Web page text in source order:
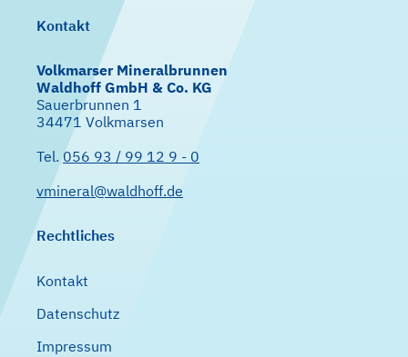
Kontakt
Volkmarser Mineralbrunnen
Waldhoff GmbH & Co. KG
Sauerbrunnen 1
34471 Volkmarsen
Tel.056 93 / 99 12 9 - 0
vmineral@waldhoff.de
Rechtliches
Kontakt
Datenschutz
Impressum